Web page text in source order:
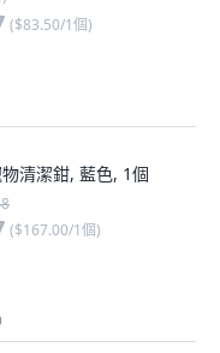
($83.50/1個)
清潔鉗, 藍色, 1個
($167.00/1個)